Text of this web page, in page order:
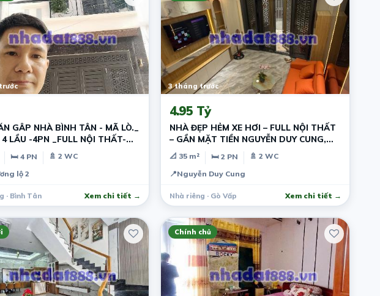
GÂP NHÀ BÌNH TÂN - MÃ LÒ._
4 LẦU -4PN _FULL NỘI THẤT-
🛏 4 PN
🚿 2 WC
lộ 2
· Bình Tân Xem chi tiết →
3 tháng trước
4.95 Tỷ
NHÀ ĐẸP HẺM XE HƠI – FULL NỘI THẤT
– GẦN MẶT TIỀN NGUYỄN DUY CUNG,
GÒ VẤP
📐 35 m² 🛏 2 PN
🚿 2 WC
📍Nguyễn Duy Cung
Nhà riêng · Gò Vấp Xem chi tiết →
Chính chủ